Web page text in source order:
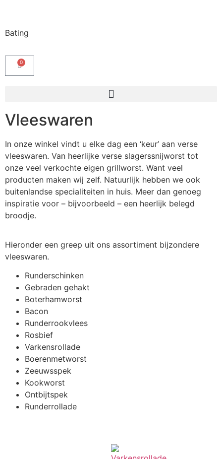
Bating
0
Vleeswaren
In onze winkel vindt u elke dag een ‘keur’ aan verse
vleeswaren. Van heerlijke verse slagerssnijworst tot
onze veel verkochte eigen grillworst. Want veel
producten maken wij zelf. Natuurlijk hebben we ook
buitenlandse specialiteiten in huis. Meer dan genoeg
inspiratie voor – bijvoorbeeld – een heerlijk belegd
broodje.
Hieronder een greep uit ons assortiment bijzondere
vleeswaren.
Runderschinken
Gebraden gehakt
Boterhamworst
Bacon
Runderrookvlees
Rosbief
Varkensrollade
Boerenmetworst
Zeeuwsspek
Kookworst
Ontbijtspek
Runderrollade